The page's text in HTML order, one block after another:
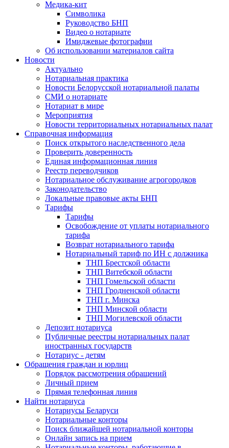
Медика-кит
Символика
Руководство БНП
Видео о нотариате
Имиджевые фотографии
Об использовании материалов сайта
Новости
Актуально
Нотариальная практика
Новости Белорусской нотариальной палаты
СМИ о нотариате
Нотариат в мире
Мероприятия
Новости территориальных нотариальных палат
Справочная информация
Поиск открытого наследственного дела
Проверить доверенность
Единая информационная линия
Реестр переводчиков
Нотариальное обслуживание агрогородков
Законодательство
Локальные правовые акты БНП
Тарифы
Тарифы
Освобождение от уплаты нотариального
тарифа
Возврат нотариального тарифа
Нотариальный тариф по ИН с должника
ТНП Брестской области
ТНП Витебской области
ТНП Гомельской области
ТНП Гродненской области
ТНП г. Минска
ТНП Минской области
ТНП Могилевской области
Депозит нотариуса
Публичные реестры нотариальных палат
иностранных государств
Нотариус - детям
Обращения граждан и юрлиц
Порядок рассмотрения обращений
Личный прием
Прямая телефонная линия
Найти нотариуса
Нотариусы Беларуси
Нотариальные конторы
Поиск ближайшей нотариальной конторы
Онлайн запись на прием